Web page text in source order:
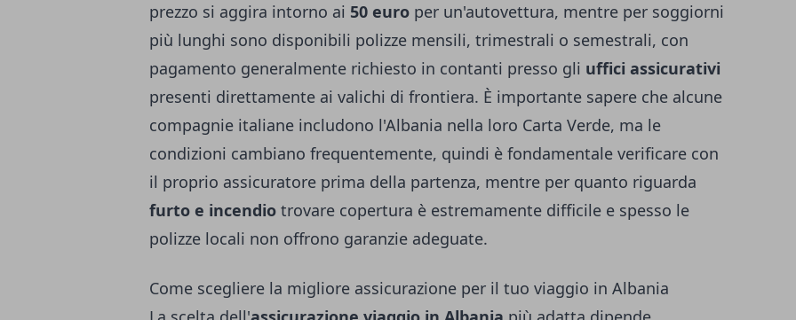
prezzo si aggira intorno ai 50 euro per un'autovettura, mentre per soggiorni
più lunghi sono disponibili polizze mensili, trimestrali o semestrali, con
pagamento generalmente richiesto in contanti presso gli uffici assicurativi
presenti direttamente ai valichi di frontiera. È importante sapere che alcune
compagnie italiane includono l'Albania nella loro Carta Verde, ma le
condizioni cambiano frequentemente, quindi è fondamentale verificare con
il proprio assicuratore prima della partenza, mentre per quanto riguarda
furto e incendio trovare copertura è estremamente difficile e spesso le
polizze locali non offrono garanzie adeguate.
Come scegliere la migliore assicurazione per il tuo viaggio in Albania